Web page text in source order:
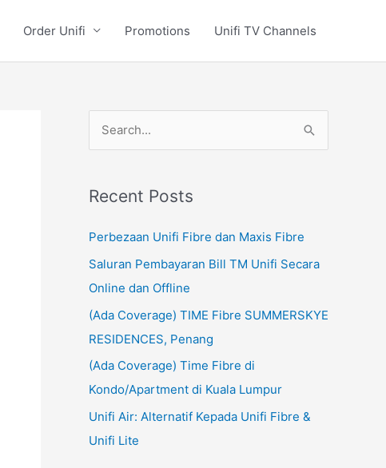
Order Unifi Promotions Unifi TV Channels
r
c
r
:
Recent Posts
Perbezaan Unifi Fibre dan Maxis Fibre
Saluran Pembayaran Bill TM Unifi Secara
Online dan Offline
(Ada Coverage) TIME Fibre SUMMERSKYE
RESIDENCES, Penang
(Ada Coverage) Time Fibre di
Kondo/Apartment di Kuala Lumpur
Unifi Air: Alternatif Kepada Unifi Fibre &
Unifi Lite